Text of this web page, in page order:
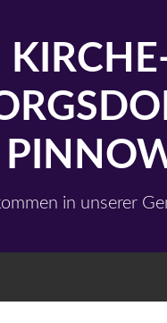
in unserer